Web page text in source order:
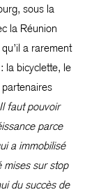
sous la
la Réunion
a rarement
la bicyclette, le
faut pouvoir
parce
a immobilisé
mises sur stop
du succès de